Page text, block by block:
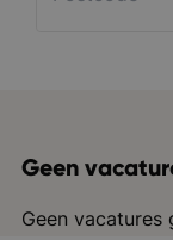
Geen
Geen vacatures